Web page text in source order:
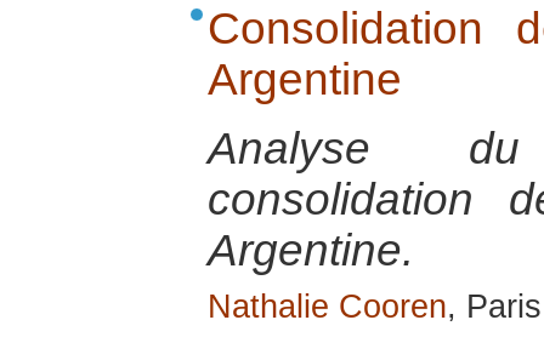
Consolidation
Argentine
Analyse
consolidation
Argentine.
Nathalie Cooren,